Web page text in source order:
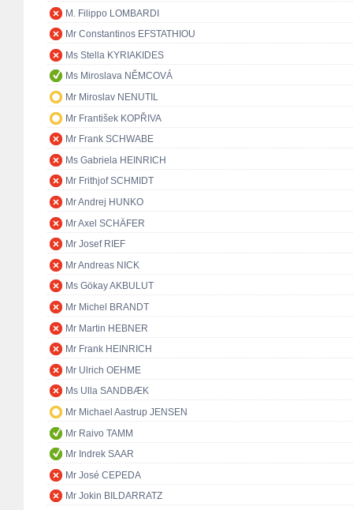
M. Filippo LOMBARDI
Mr Constantinos EFSTATHIOU
Ms Stella KYRIAKIDES
Ms Miroslava NĚMCOVÁ
Mr Miroslav NENUTIL
Mr František KOPŘIVA
Mr Frank SCHWABE
Ms Gabriela HEINRICH
Mr Frithjof SCHMIDT
Mr Andrej HUNKO
Mr Axel SCHÄFER
Mr Josef RIEF
Mr Andreas NICK
Ms Gökay AKBULUT
Mr Michel BRANDT
Mr Martin HEBNER
Mr Frank HEINRICH
Mr Ulrich OEHME
Ms Ulla SANDBÆK
Mr Michael Aastrup JENSEN
Mr Raivo TAMM
Mr Indrek SAAR
Mr José CEPEDA
Mr Jokin BILDARRATZ